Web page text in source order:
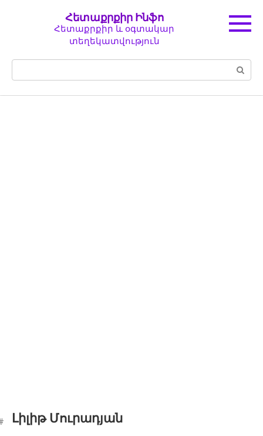
Հետաքրքիր Ինֆո
Հետաքրքիր և օգտակար
տեղեկատվություն
Լիլիթ Մուրադյան